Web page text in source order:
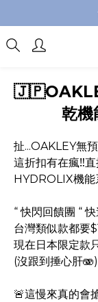
乾機
扯...OAKLEY無
這折扣有在瘋‼️
HYDROLIX機能
“ 快閃回饋團 “
台灣類似款都要
現在日本限定款
(沒跟到捶心肝🫨)
🚨這慢來真的會